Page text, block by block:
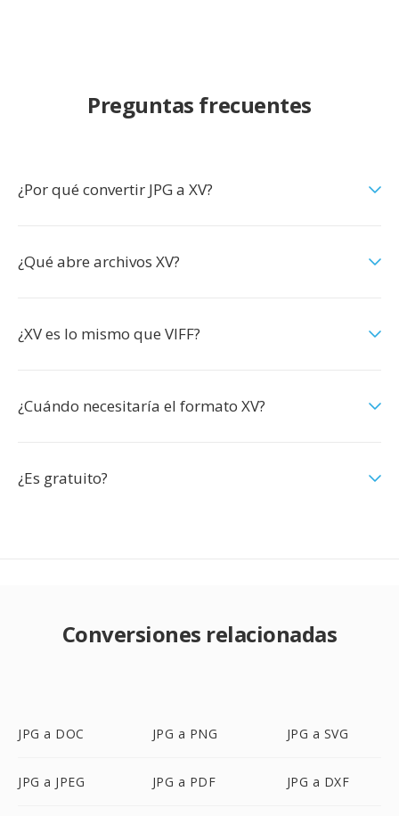
Preguntas frecuentes
¿Por qué convertir JPG a XV?
¿Qué abre archivos XV?
¿XV es lo mismo que VIFF?
¿Cuándo necesitaría el formato XV?
¿Es gratuito?
Conversiones relacionadas
JPG a DOC JPG a PNG JPG a SVG
JPG a JPEG JPG a PDF JPG a DXF